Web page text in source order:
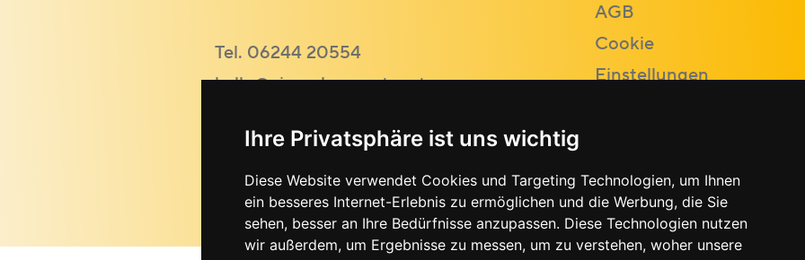
Ihre Privatsphäre ist uns wichtig
Diese Website verwendet Cookies und Targeting Technologien, um Ihnen
ein besseres Internet-Erlebnis zu ermöglichen und die Werbung, die Sie
sehen, besser an Ihre Bedürfnisse anzupassen. Diese Technologien nutzen
wir außerdem, um Ergebnisse zu messen, um zu verstehen, woher unsere
Tel. 06244 20554
hallo@ci-werbeagentur.at
AGB
Cookie
Einstellungen